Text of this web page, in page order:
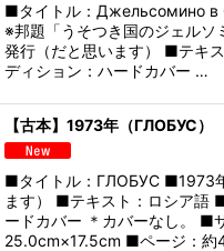
■タイトル：Джельсомино
※邦題「うそつき国のジェル
発行（だと思います） ■テキ
ディション：ハードカバー …
【古本】1973年（ГЛОБУС）
■タイトル：ГЛОБУС ■1973
ます） ■テキスト：ロシア語
ードカバー ＊カバーなし。 ■
25.0cm×17.5cm ■ページ：